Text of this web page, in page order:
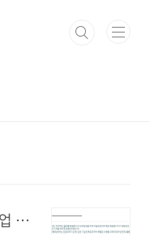
항공정비사 면장 준비 항공사 취업 과정